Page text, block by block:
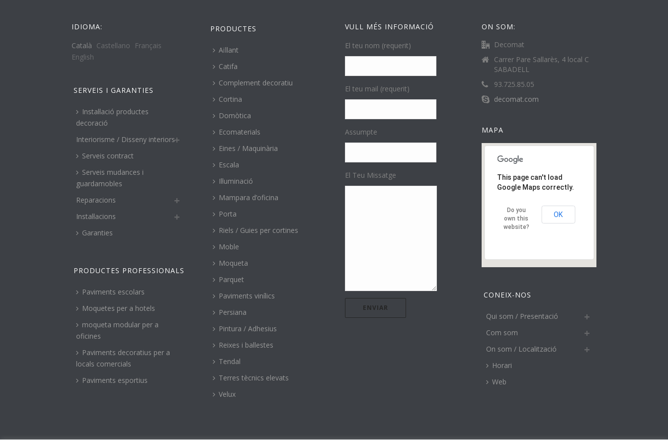
IDIOMA:
Català Castellano
Français
English
SERVEIS I GARANTIES
Instal·lació productes
decoració
Interiorisme / Disseny interiors
Serveis contract
Serveis mudances i
guardamobles
Reparacions
Instal·lacions
Garanties
PRODUCTES PROFESSIONALS
Paviments escolars
Moquetes per a hotels
moqueta modular per a
oficines
Paviments decoratius per a
locals comercials
Paviments esportius
PRODUCTES
Aïllant
Catifa
Complement decoratiu
Cortina
Domòtica
Ecomaterials
Eines / Maquinària
Escala
Il·luminació
Mampara d’oficina
Porta
Riels / Guies per cortines
Moble
Moqueta
Parquet
Paviments vinílics
Persiana
Pintura / Adhesius
Reixes i ballestes
Tendal
Terres tècnics elevats
Velux
VULL MÉS INFORMACIÓ
El teu nom (requerit)
El teu mail (requerit)
Assumpte
El Teu Missatge
ON SOM:
Decomat
Carrer Pare Sallarès, 4 local C
SABADELL
93.725.85.05
decomat.com
MAPA
This page can't load
Google Maps correctly.
Do you
own this
website?
OK
CONEIX-NOS
Qui som / Presentació
Com som
On som / Localització
Horari
Web